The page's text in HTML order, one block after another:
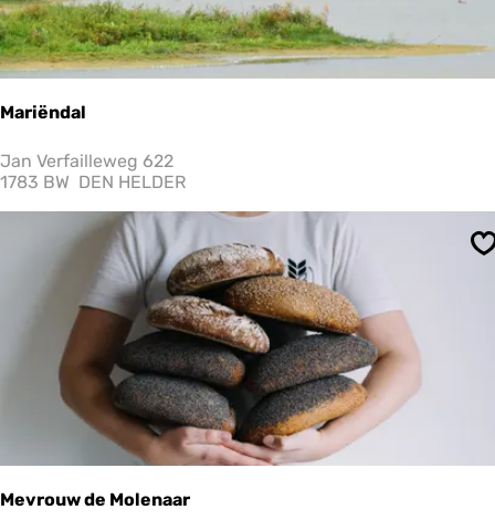
Mariëndal
M
a
Jan Verfailleweg 622
1783 BW DEN HELDER
Mevrouw de Molenaar